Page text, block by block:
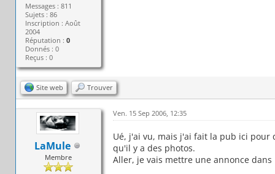
Messages : 811
Sujets : 86
Inscription : Août
2004
Réputation :0
Donnés : 0
Reçus : 0
Site web Trouver
LaMule
Membre
Ven. 15 Sep 2006, 12:35
Ué, j'ai vu, mais j'ai fait la pub ici pour
qu'il y a des photos.
Aller, je vais mettre une annonce dans